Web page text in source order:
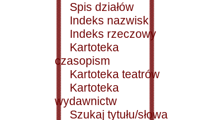
Spis działów
Indeks nazwisk
Indeks rzeczowy
Kartoteka
czasopism
Kartoteka teatrów
Kartoteka
wydawnictw
Szukaj tytułu/słowa